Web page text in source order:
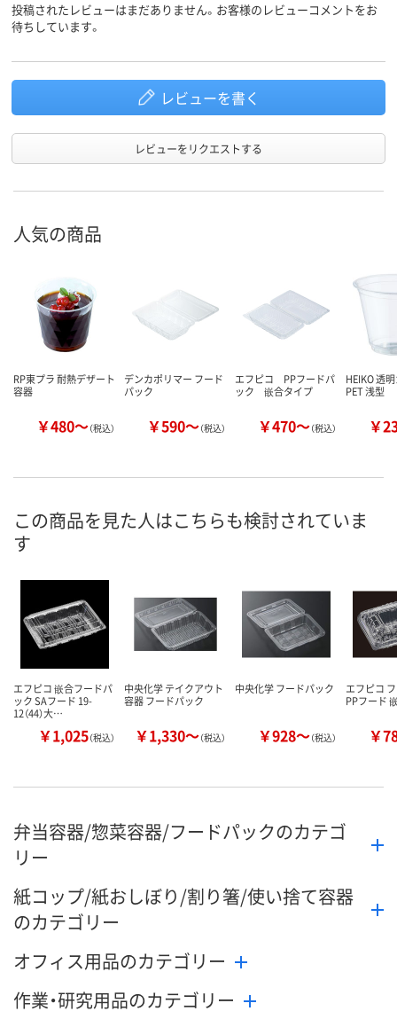
投稿されたレビューはまだありません。お客様のレビューコメントをお
待ちしています。
レビューを書く
レビューをリクエストする
人気の商品
RP東プラ 耐熱デザート
容器
￥480～（税込）
デンカポリマー フード
パック
￥590～（税込）
エフピコ PPフードパ
ック 嵌合タイプ
￥470～（税込）
HEIKO 透
PET 浅型
￥
この商品を見た人はこちらも検討されていま
す
エフピコ 嵌合フードパ
ック SAフード 19-
12（44）大…
￥1,025（税込）
中央化学 テイクアウト
容器 フードパック
￥1,330～（税込）
中央化学 フードパック
￥928～（税込）
エフピコ
PPフード
￥
弁当容器/惣菜容器/フードパックのカテゴ
リー
紙コップ/紙おしぼり/割り箸/使い捨て容器
のカテゴリー
オフィス用品のカテゴリー
作業・研究用品のカテゴリー